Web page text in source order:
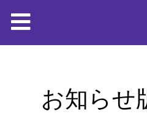
お知らせ